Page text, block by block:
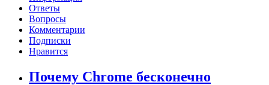
Ответы
Вопросы
Комментарии
Подписки
Нравится
Почему Chrome бесконечно